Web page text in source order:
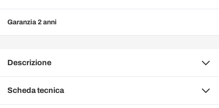
Garanzia 2 anni
Descrizione
Scheda tecnica